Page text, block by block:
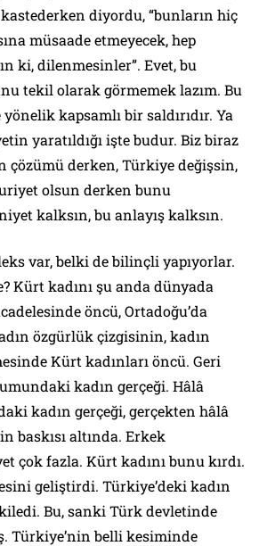
diyordu, “bunların hiç
müsaade etmeyecek, hep
ki, dilenmesinler”. Evet, bu
tekil olarak görmemek lazım. Bu
kapsamlı bir saldırıdır. Ya
yaratıldığı işte budur. Biz biraz
çözümü derken, Türkiye değişsin,
olsun derken bunu
kalksın, bu anlayış kalksın.
var, belki de bilinçli yapıyorlar.
Kürt kadını şu anda dünyada
öncü, Ortadoğu’da
özgürlük çizgisinin, kadın
Kürt kadınları öncü. Geri
kadın gerçeği. Hâlâ
kadın gerçeği, gerçekten hâlâ
baskısı altında. Erkek
çok fazla. Kürt kadını bunu kırdı.
geliştirdi. Türkiye’deki kadın
Bu, sanki Türk devletinde
Türkiye’nin belli kesiminde